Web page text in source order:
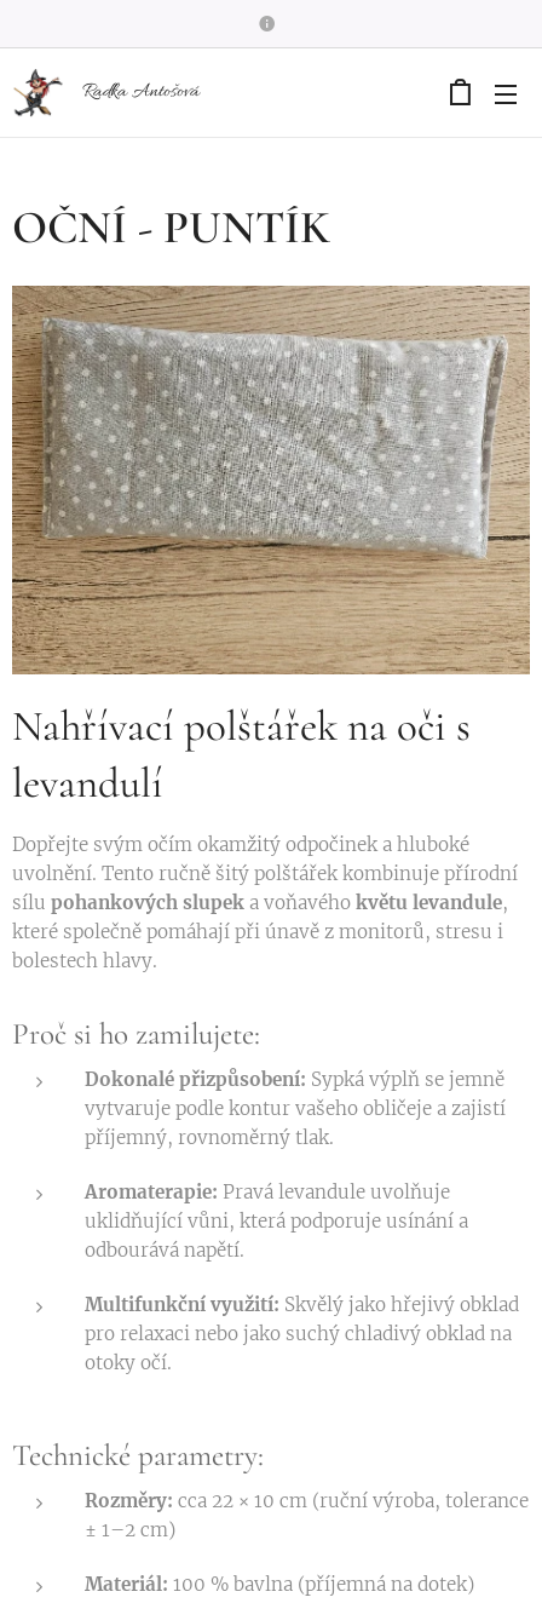
Radka Antošová
OČNÍ - PUNTÍK
Nahřívací polštářek na oči s
levandulí
Dopřejte svým očím okamžitý odpočinek a hluboké
uvolnění. Tento ručně šitý polštářek kombinuje přírodní
sílu pohankových slupek a voňavého květu levandule,
které společně pomáhají při únavě z monitorů, stresu i
bolestech hlavy.
Proč si ho zamilujete:
Dokonalé přizpůsobení: Sypká výplň se jemně
vytvaruje podle kontur vašeho obličeje a zajistí
příjemný, rovnoměrný tlak.
Aromaterapie: Pravá levandule uvolňuje
uklidňující vůni, která podporuje usínání a
odbourává napětí.
Multifunkční využití: Skvělý jako hřejivý obklad
pro relaxaci nebo jako suchý chladivý obklad na
otoky očí.
Technické parametry:
Rozměry: cca 22 × 10 cm (ruční výroba, tolerance
± 1–2 cm)
Materiál: 100 % bavlna (příjemná na dotek)